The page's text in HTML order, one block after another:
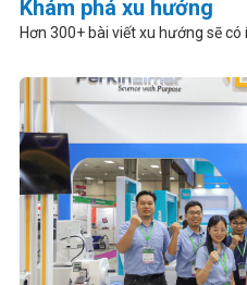
Khám phá xu hướng
Hơn 300+ bài viết xu hướng sẽ có